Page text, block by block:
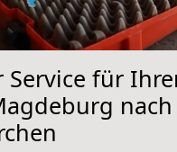
Service für
nach